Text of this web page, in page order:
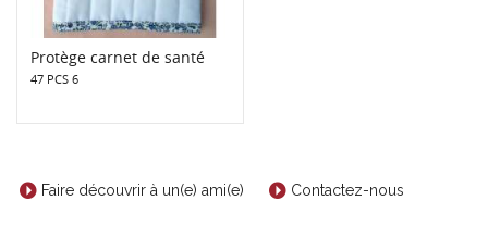
Protège carnet de santé
47 PCS 6
Faire découvrir à un(e) ami(e) Contactez-nous